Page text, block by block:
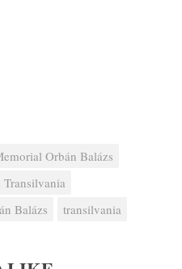
Orbán Balázs
Balázs transilvania